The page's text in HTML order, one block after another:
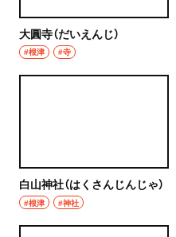
大圓寺（だいえんじ）
#根津 #寺
白山神社（はくさんじんじゃ）
#根津 #神社